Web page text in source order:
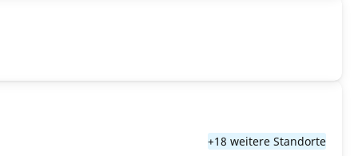
+18 weitere Standorte